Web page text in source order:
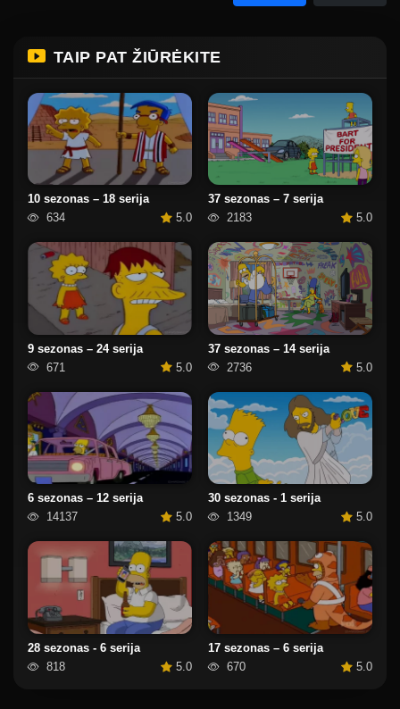
TAIP PAT ŽIŪRĖKITE
10 sezonas – 18 serija
634
5.0
37 sezonas – 7 serija
2183
5.0
9 sezonas – 24 serija
671
5.0
37 sezonas – 14 serija
2736
5.0
6 sezonas – 12 serija
14137
5.0
30 sezonas - 1 serija
1349
5.0
28 sezonas - 6 serija
818
5.0
17 sezonas – 6 serija
670
5.0